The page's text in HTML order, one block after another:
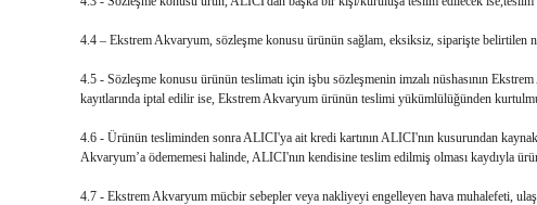
4.4 – Ekstrem Akvaryum, sözleşme konusu ürünün sağlam, eksiksiz, siparişte belirtilen
4.5 - Sözleşme konusu ürünün teslimatı için işbu sözleşmenin imzalı nüshasının
kayıtlarında iptal edilir ise, Ekstrem Akvaryum ürünün teslimi yükümlülüğünden
4.6 - Ürünün tesliminden sonra ALICI'ya ait kredi kartının ALICI'nın kusurundan
Akvaryum’a ödememesi halinde, ALICI'nın kendisine teslim edilmiş olması kaydıyla
4.7 - Ekstrem Akvaryum mücbir sebepler veya nakliyeyi engelleyen hava muhalefeti,